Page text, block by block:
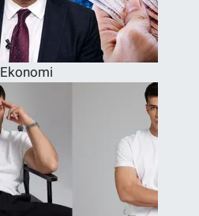
Ekonomi